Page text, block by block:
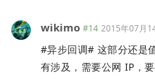
wikimo #14 2015年07月
#异步回调# 这部分还是
有涉及，需要公网 IP，